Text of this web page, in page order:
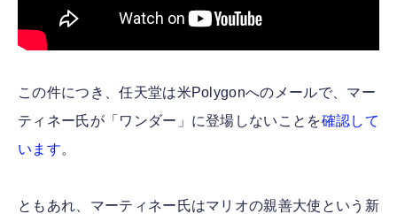
この件につき、任天堂は米Polygonへのメールで、マー
ティネー氏が「ワンダー」に登場しないことを確認して
います。
ともあれ、マーティネー氏はマリオの親善大使という新